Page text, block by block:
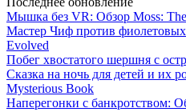
Мышка без VR: Обзор Moss:
Мастер Чиф против
Evolved
Побег хвостатого шершня с
Сказка на ночь для детей и их
Mysterious Book
Наперегонки с банкротством: